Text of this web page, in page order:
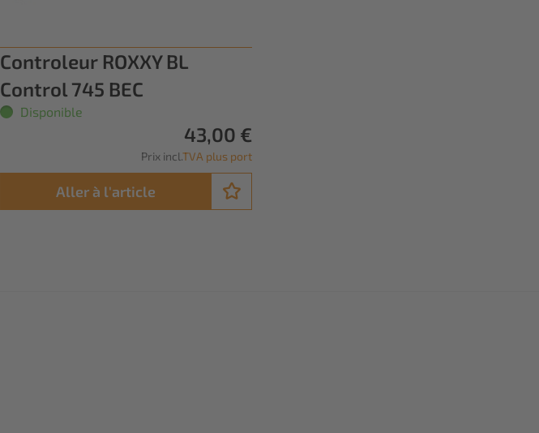
Controleur ROXXY BL
Control 745 BEC
Disponible
43,00 €
Prix incl.TVA plus port
Aller à l'article